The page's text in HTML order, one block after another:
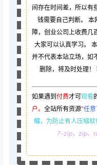
间存在时间差，所以有
钱需要自己判断。 本
障，创业公司上收费几
大家可以认真学习。
并不代表本站立场，如
删除，将及时处理
如果遇到付费才可观看
户。 全站所有资源“任
缩， 为防止有人压缩
7-zip，zip、